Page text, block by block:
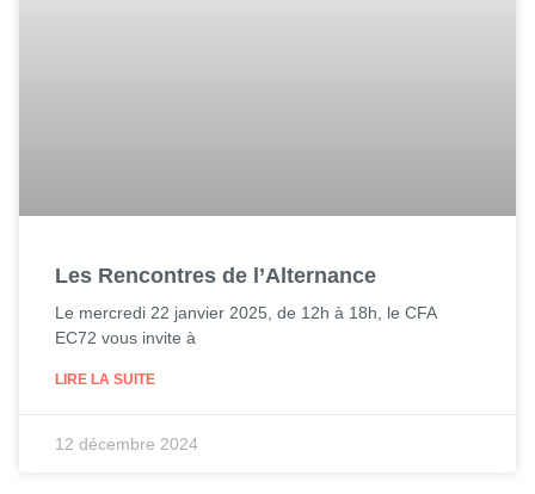
Les Rencontres de l’Alternance
Le mercredi 22 janvier 2025, de 12h à 18h, le CFA
EC72 vous invite à
LIRE LA SUITE
12 décembre 2024